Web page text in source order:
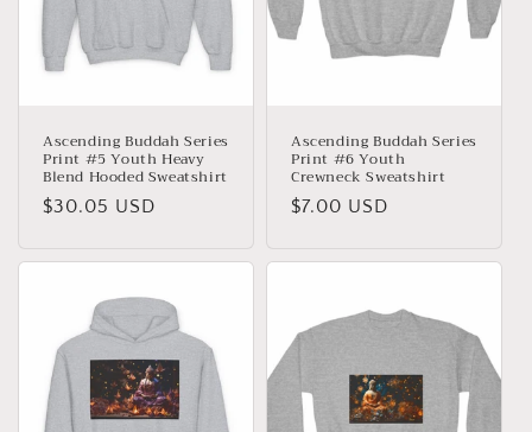
Ascending Buddah Series
Print #5 Youth Heavy
Blend Hooded Sweatshirt
Giá
thường
$30.05 USD
Ascending Buddah Series
Print #6 Youth
Crewneck Sweatshirt
Giá
thường
$7.00 USD